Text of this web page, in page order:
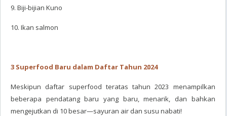
9. Biji-bijian Kuno
10. Ikan salmon
3 Superfood Baru dalam Daftar Tahun 2024
Meskipun daftar superfood teratas tahun 2023 menampilkan
beberapa pendatang baru yang baru, menarik, dan bahkan
mengejutkan di 10 besar—sayuran air dan susu nabati!